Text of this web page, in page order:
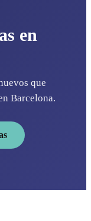
en
que
Barcelona.